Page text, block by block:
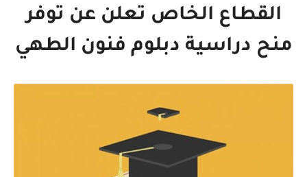
القطاع الخاص تعلن عن توفر
منح دراسية دبلوم فنون الطهي